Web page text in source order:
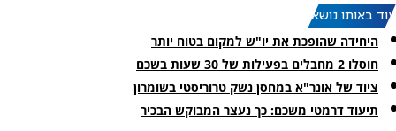
עוד באותו נושא:
היחידה שהופכת את יו"ש למקום בטוח יותר
חוסלו 2 מחבלים בפעילות של 30 שעות בשכם
ציוד של אונר"א במחסן נשק טרוריסטי בשומרון
תיעוד דרמטי משכם: כך נעצר המבוקש הבכיר